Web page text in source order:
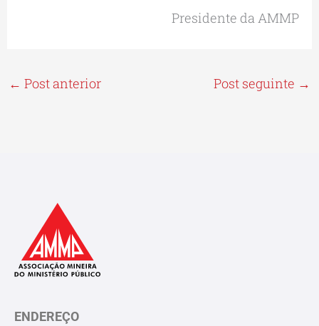
Presidente da AMMP
← Post anterior Post seguinte →
ENDEREÇO